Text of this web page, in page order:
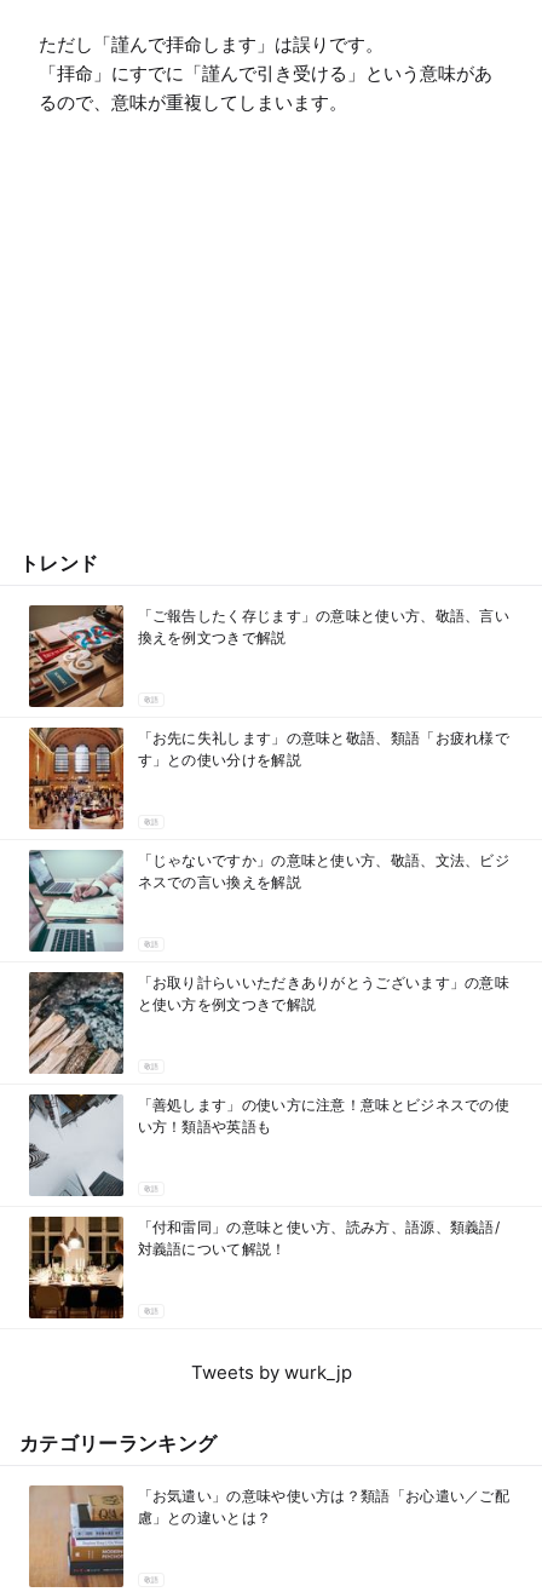
ただし「謹んで拝命します」は誤りです。
「拝命」にすでに「謹んで引き受ける」という意味があ
るので、意味が重複してしまいます。
トレンド
「ご報告したく存じます」の意味と使い方、敬語、言い
換えを例文つきで解説
敬語
「お先に失礼します」の意味と敬語、類語「お疲れ様で
す」との使い分けを解説
敬語
「じゃないですか」の意味と使い方、敬語、文法、ビジ
ネスでの言い換えを解説
敬語
「お取り計らいいただきありがとうございます」の意味
と使い方を例文つきで解説
敬語
「善処します」の使い方に注意！意味とビジネスでの使
い方！類語や英語も
敬語
「付和雷同」の意味と使い方、読み方、語源、類義語/
対義語について解説！
敬語
Tweets by wurk_jp
カテゴリーランキング
「お気遣い」の意味や使い方は？類語「お心遣い／ご配
慮」との違いとは？
敬語